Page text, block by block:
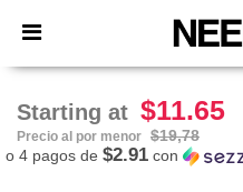
× App de Needen
¡Mejores precios en app!
Starting at $11.65
Precio al por menor $19,78
o 4 pagos de $2.91 con